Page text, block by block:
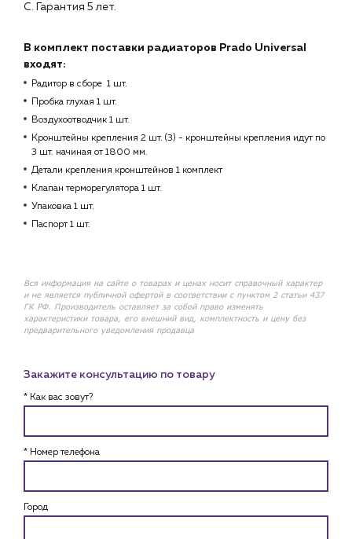
С. Гарантия 5 лет.
В комплект поставки радиаторов Prado Universal
входят:
Радитор в сборе 1 шт.
Пробка глухая 1 шт.
Воздухоотводчик 1 шт.
Кронштейны крепления 2 шт. (3) - кронштейны крепления идут по
3 шт. начиная от 1800 мм.
Детали крепления кронштейнов 1 комплект
Клапан терморегулятора 1 шт.
Упаковка 1 шт.
Паспорт 1 шт.
Вся информация на сайте о товарах и ценах носит справочный характер
и не является публичной офертой в соответствии с пунктом 2 статьи 437
ГК РФ. Производитель оставляет за собой право изменять
характеристики товара, его внешний вид, комплектность и цену без
предварительного уведомления продавца
Закажите консультацию по товару
* Как вас зовут?
* Номер телефона
Город